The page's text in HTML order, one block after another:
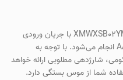
انرژی مورد نیاز ماوس بی‌سیم شیائومی XMWXSB02YM با جریان ورودی
1.5V – 50mA طریق از طریق یک باتری AA انجام می‌شود. با توجه به
شارژدهی مطلوبی ارائه خواهد
شما از موس بستگی دارد.